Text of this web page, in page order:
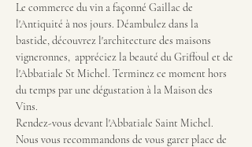
Le commerce du vin a façonné Gaillac de
l'Antiquité à nos jours. Déambulez dans la
bastide, découvrez l'architecture des maisons
vigneronnes,  appréciez la beauté du Griffoul et de
l'Abbatiale St Michel. Terminez ce moment hors
du temps par une dégustation à la Maison des
Vins.
Rendez-vous devant l'Abbatiale Saint Michel.
Nous vous recommandons de vous garer place de